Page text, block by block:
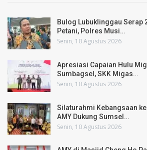
Bulog Lubuklinggau Serap
Petani, Polres Musi…
Senin, 10 Agustus 2026
Apresiasi Capaian Hulu
Sumbagsel, SKK Migas…
Senin, 10 Agustus 2026
Silaturahmi Kebangsaan
AMY Dukung Sumsel…
Senin, 10 Agustus 2026